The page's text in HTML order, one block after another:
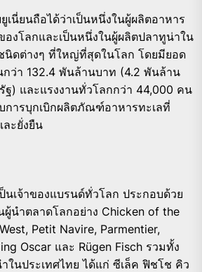
เนี่ยนถือได้ว่าเป็นหนึ่งในผู้ผลิตอาหาร
องโลกและเป็นหนึ่งในผู้ผลิตปลาทูน่าใน
ดต่างๆ ที่ใหญ่ที่สุดในโลก โดยมียอด
กว่า 132.4 พันล้านบาท (4.2 พันล้าน
ฐ) และแรงงานทั่วโลกกว่า 44,000 คน
การบุกเบิกผลิตภัณฑ์อาหารทะเลที่
ละยั่งยืน
นเจ้าของแบรนด์ทั่วโลก ประกอบด้วย
ผู้นำตลาดโลกอย่าง Chicken of the
Petit Navire, Parmentier,
Oscar และ Rügen Fisch รวมทั้ง
ในประเทศไทย ได้แก่ ซีเล็ค ฟิชโช คิว